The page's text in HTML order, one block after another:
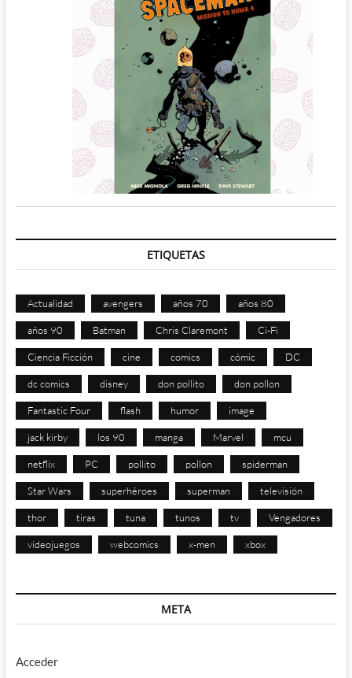
ETIQUETAS
Actualidad avengers años 70 años 80
años 90 Batman Chris Claremont Ci-Fi
Ciencia Ficción cine comics cómic DC
dc comics disney don pollito don pollon
Fantastic Four flash humor image
jack kirby los 90 manga Marvel mcu
netflix PC pollito pollon spiderman
Star Wars superhéroes superman televisión
thor tiras tuna tunos tv Vengadores
videojuegos webcomics x-men xbox
META
Acceder